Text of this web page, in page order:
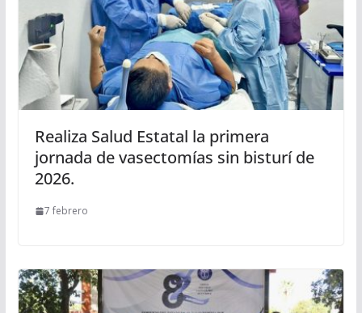
Realiza Salud Estatal la primera
jornada de vasectomías sin bisturí de
2026.
7 febrero